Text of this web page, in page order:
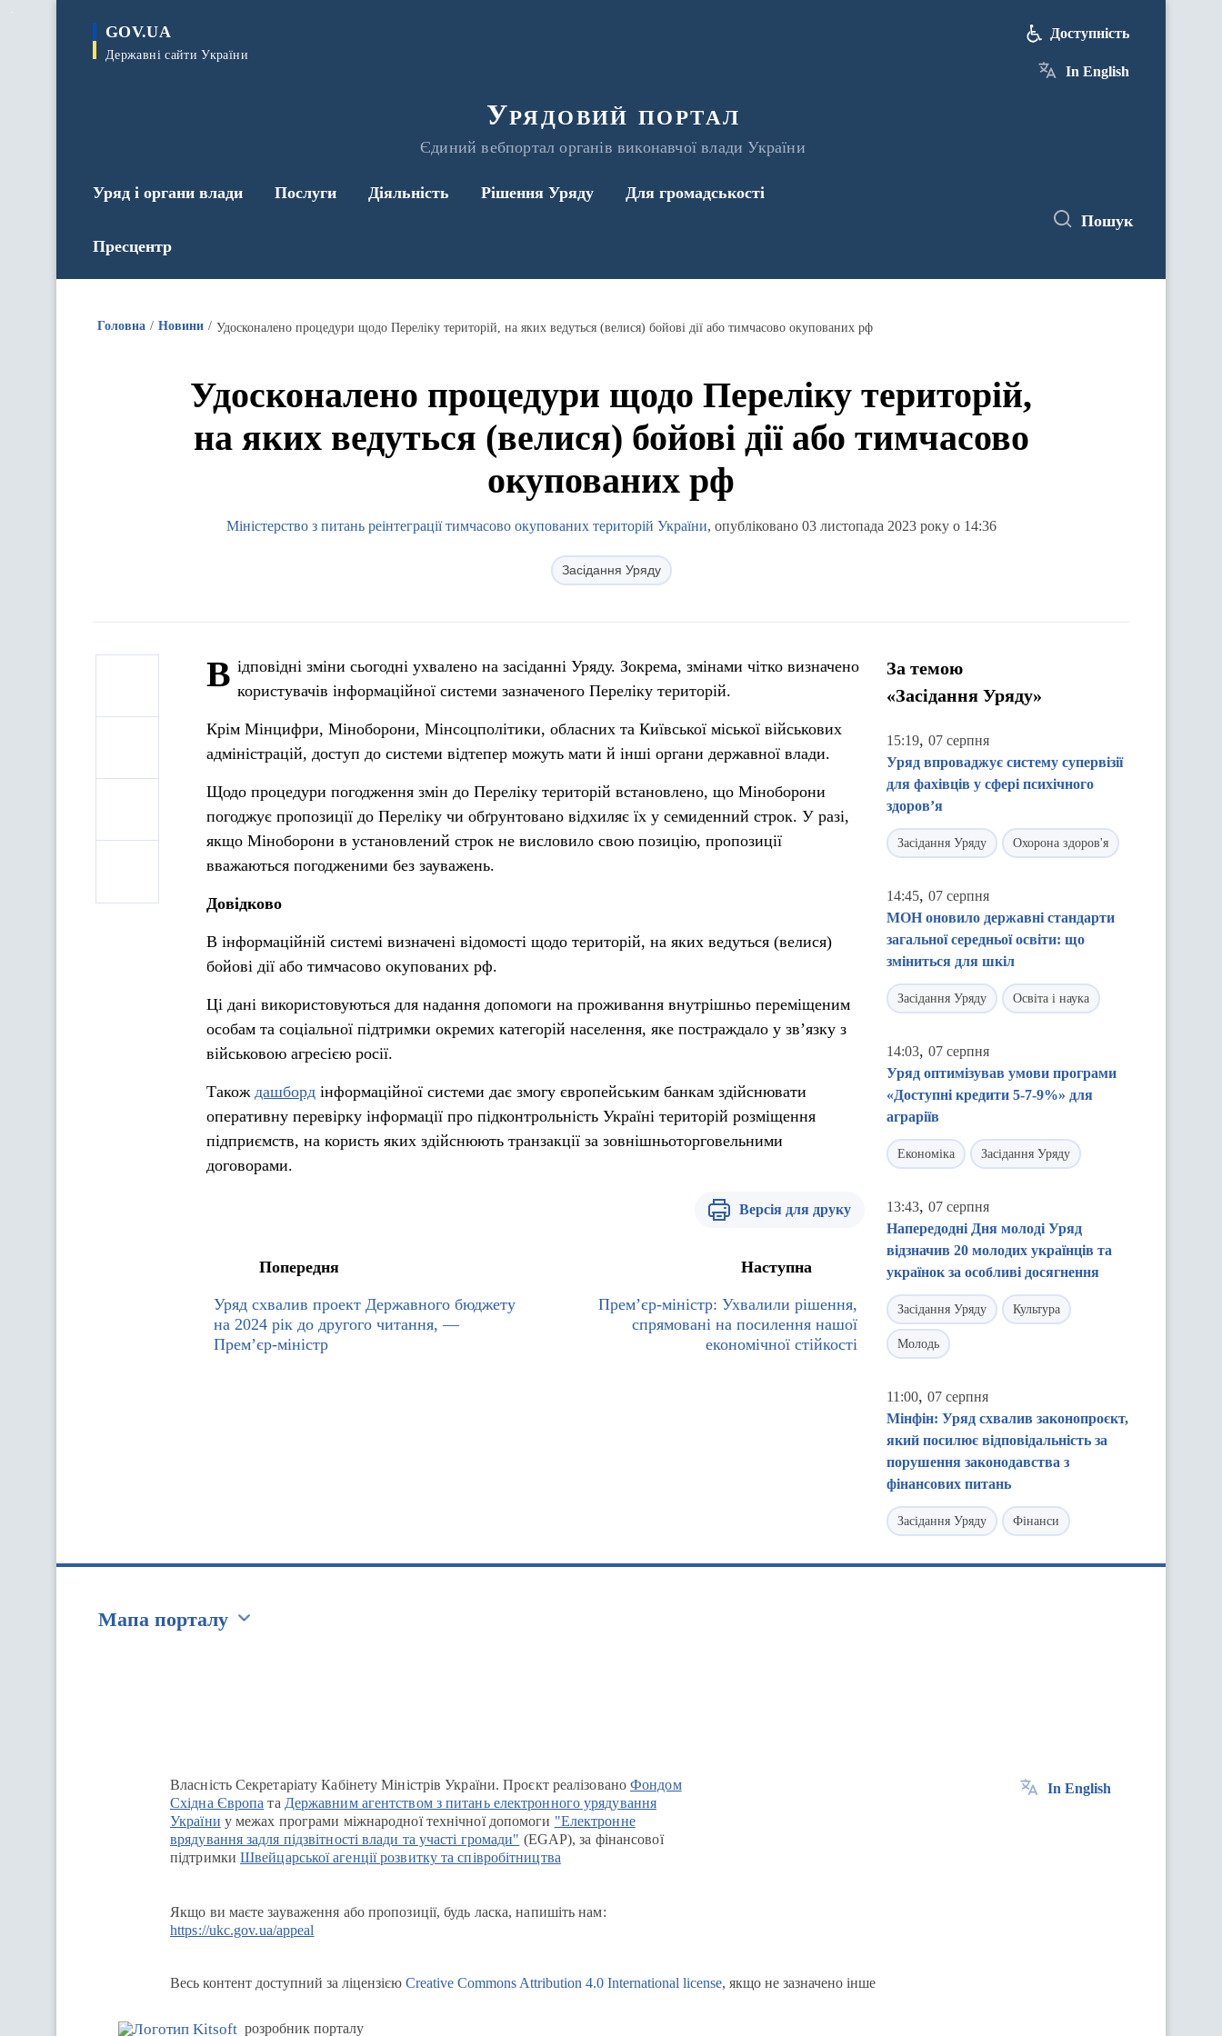
GOV.UA
Державні сайти України
Урядовий портал
Єдиний вебпортал органів виконавчої влади України
Доступність
In English
Уряд і органи влади Послуги Діяльність Рішення Уряду Для громадськості
Пресцентр
Пошук
Головна Новини Удосконалено процедури щодо Переліку територій, на яких ведуться (велися) бойові дії або тимчасово окупованих рф
Удосконалено процедури щодо Переліку територій,
на яких ведуться (велися) бойові дії або тимчасово
окупованих рф
Міністерство з питань реінтеграції тимчасово окупованих територій України, опубліковано 03 листопада 2023 року о 14:36
Засідання Уряду
В ідповідні зміни сьогодні ухвалено на засіданні Уряду. Зокрема, змінами чітко визначено
користувачів інформаційної системи зазначеного Переліку територій.
Крім Мінцифри, Міноборони, Мінсоцполітики, обласних та Київської міської військових
адміністрацій, доступ до системи відтепер можуть мати й інші органи державної влади.
Щодо процедури погодження змін до Переліку територій встановлено, що Міноборони
погоджує пропозиції до Переліку чи обґрунтовано відхиляє їх у семиденний строк. У разі,
якщо Міноборони в установлений строк не висловило свою позицію, пропозиції
вважаються погодженими без зауважень.
Довідково
В інформаційній системі визначені відомості щодо територій, на яких ведуться (велися)
бойові дії або тимчасово окупованих рф.
Ці дані використовуються для надання допомоги на проживання внутрішньо переміщеним
особам та соціальної підтримки окремих категорій населення, яке постраждало у зв’язку з
військовою агресією росії.
Також дашборд інформаційної системи дає змогу європейським банкам здійснювати
оперативну перевірку інформації про підконтрольність Україні територій розміщення
підприємств, на користь яких здійснюють транзакції за зовнішньоторговельними
договорами.
Версія для друку
Попередня
Уряд схвалив проект Державного бюджету
на 2024 рік до другого читання, —
Прем’єр-міністр
Наступна
Прем’єр-міністр: Ухвалили рішення,
спрямовані на посилення нашої
економічної стійкості
За темою
«Засідання Уряду»
15:19, 07 серпня
Уряд впроваджує систему супервізії
для фахівців у сфері психічного
здоров’я
Засідання Уряду Охорона здоров'я
14:45, 07 серпня
МОН оновило державні стандарти
загальної середньої освіти: що
зміниться для шкіл
Засідання Уряду Освіта і наука
14:03, 07 серпня
Уряд оптимізував умови програми
«Доступні кредити 5-7-9%» для
аграріїв
Економіка Засідання Уряду
13:43, 07 серпня
Напередодні Дня молоді Уряд
відзначив 20 молодих українців та
українок за особливі досягнення
Засідання Уряду Культура
Молодь
11:00, 07 серпня
Мінфін: Уряд схвалив законопроєкт,
який посилює відповідальність за
порушення законодавства з
фінансових питань
Засідання Уряду Фінанси
Мапа порталу
Власність Секретаріату Кабінету Міністрів України. Проєкт реалізованоФондом
Східна Європа та Державним агентством з питань електронного урядування
України у межах програми міжнародної технічної допомоги "Електронне
врядування задля підзвітності влади та участі громади" (EGAP), за фінансової
підтримки Швейцарської агенції розвитку та співробітництва
Якщо ви маєте зауваження або пропозиції, будь ласка, напишіть нам:
https://ukc.gov.ua/appeal
In English
Весь контент доступний за ліцензією Creative Commons Attribution 4.0 International license, якщо не зазначено інше
розробник порталу